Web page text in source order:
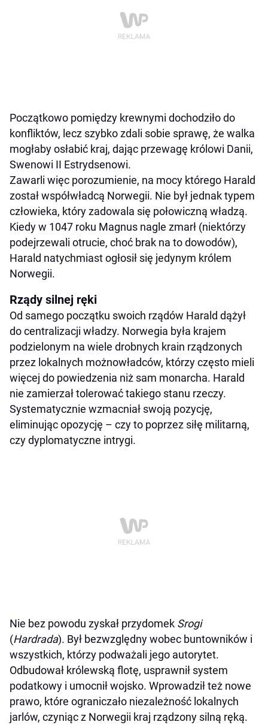
Początkowo pomiędzy krewnymi dochodziło do
konfliktów, lecz szybko zdali sobie sprawę, że walka
mogłaby osłabić kraj, dając przewagę królowi Danii,
Swenowi II Estrydsenowi.
Zawarli więc porozumienie, na mocy którego Harald
został współwładcą Norwegii. Nie był jednak typem
człowieka, który zadowala się połowiczną władzą.
Kiedy w 1047 roku Magnus nagle zmarł (niektórzy
podejrzewali otrucie, choć brak na to dowodów),
Harald natychmiast ogłosił się jedynym królem
Norwegii.
Rządy silnej ręki
Od samego początku swoich rządów Harald dążył
do centralizacji władzy. Norwegia była krajem
podzielonym na wiele drobnych krain rządzonych
przez lokalnych możnowładców, którzy często mieli
więcej do powiedzenia niż sam monarcha. Harald
nie zamierzał tolerować takiego stanu rzeczy.
Systematycznie wzmacniał swoją pozycję,
eliminując opozycję – czy to poprzez siłę militarną,
czy dyplomatyczne intrygi.
Nie bez powodu zyskał przydomek Srogi
(Hardrada). Był bezwzględny wobec buntowników i
wszystkich, którzy podważali jego autorytet.
Odbudował królewską flotę, usprawnił system
podatkowy i umocnił wojsko. Wprowadził też nowe
prawo, które ograniczało niezależność lokalnych
jarlów, czyniąc z Norwegii kraj rządzony silną ręką.